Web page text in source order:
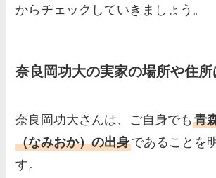
羽鳥慎一アナの
など家族もま
片岡凜の母親が
からチェックしていきましょう。
奈良岡功大の実家の場所や住所
奈良岡功大さんは、ご自身でも青
（なみおか）の出身であることを
す。